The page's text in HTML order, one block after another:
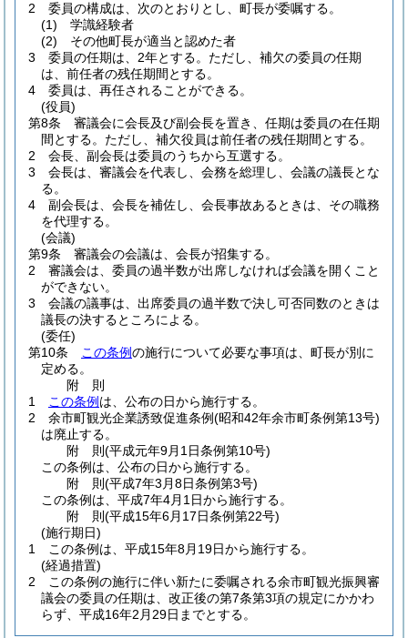
2
委員の構成は、次のとおりとし、町長が委嘱する。
(1)
学識経験者
(2)
その他町長が適当と認めた者
3
委員の任期は、2年とする。 ただし、補欠の委員の任期
は、前任者の残任期間とする。
4
委員は、再任されることができる。
(役員)
第8条
審議会に会長及び副会長を置き、任期は委員の在任期
間とする。 ただし、補欠役員は前任者の残任期間とする。
2
会長、副会長は委員のうちから互選する。
3
会長は、審議会を代表し、会務を総理し、会議の議長とな
る。
4
副会長は、会長を補佐し、会長事故あるときは、その職務
を代理する。
(会議)
第9条
審議会の会議は、会長が招集する。
2
審議会は、委員の過半数が出席しなければ会議を開くこと
ができない。
3
会議の議事は、出席委員の過半数で決し可否同数のときは
議長の決するところによる。
(委任)
第10条
この条例の施行について必要な事項は、町長が別に
定める。
附 則
1
この条例 は、公布の日から施行する。
2
余市町観光企業誘致促進条例(昭和42年余市町条例第13号)
は廃止する。
附 則(平成元年9月1日条例第10号)
この条例は、公布の日から施行する。
附 則(平成7年3月8日条例第3号)
この条例は、平成7年4月1日から施行する。
附 則(平成15年6月17日条例第22号)
(施行期日)
1
この条例は、平成15年8月19日から施行する。
(経過措置)
2
この条例の施行に伴い新たに委嘱される余市町観光振興審
議会の委員の任期は、改正後の第7条第3項の規定にかかわ
らず、平成16年2月29日までとする。